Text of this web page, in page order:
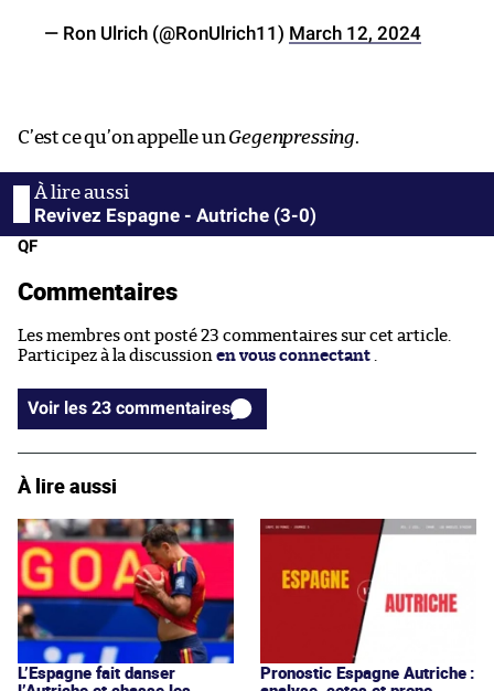
— Ron Ulrich (@RonUlrich11) March 12, 2024
C’est ce qu’on appelle un Gegenpressing.
Revivez Espagne - Autriche (3-0)
QF
Commentaires
Les membres ont posté 23 commentaires sur cet article.
Participez à la discussion en vous connectant
Voir les 23 commentaires
À lire aussi
L’Espagne fait danser
Pronostic Espagne Autriche :